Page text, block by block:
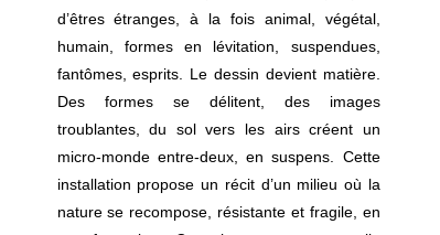
d’êtres étranges, à la fois animal, végétal,
humain, formes en lévitation, suspendues,
fantômes, esprits. Le dessin devient matière.
Des formes se délitent, des images
troublantes, du sol vers les airs créent un
micro-monde entre-deux, en suspens. Cette
installation propose un récit d’un milieu où la
nature se recompose, résistante et fragile, en